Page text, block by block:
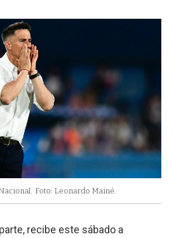
Foto: Leonardo Mainé.
recibe este sábado a